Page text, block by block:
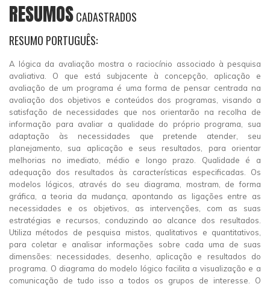
RESUMOSCADASTRADOS
RESUMO PORTUGUÊS:
A lógica da avaliação mostra o raciocínio associado à pesquisa
avaliativa. O que está subjacente à concepção, aplicação e
avaliação de um programa é uma forma de pensar centrada na
avaliação dos objetivos e conteúdos dos programas, visando a
satisfação de necessidades que nos orientarão na recolha de
informação para avaliar a qualidade do próprio programa, sua
adaptação às necessidades que pretende atender, seu
planejamento, sua aplicação e seus resultados, para orientar
melhorias no imediato, médio e longo prazo. Qualidade é a
adequação dos resultados às características especificadas. Os
modelos lógicos, através do seu diagrama, mostram, de forma
gráfica, a teoria da mudança, apontando as ligações entre as
necessidades e os objetivos, as intervenções, com as suas
estratégias e recursos, conduzindo ao alcance dos resultados.
Utiliza métodos de pesquisa mistos, qualitativos e quantitativos,
para coletar e analisar informações sobre cada uma de suas
dimensões: necessidades, desenho, aplicação e resultados do
programa. O diagrama do modelo lógico facilita a visualização e a
comunicação de tudo isso a todos os grupos de interesse. O